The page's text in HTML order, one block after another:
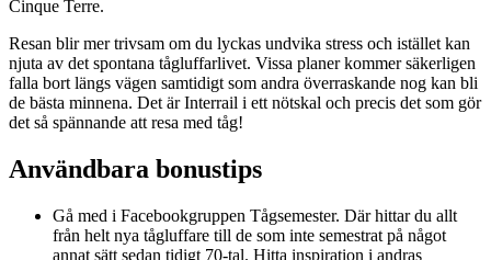
Cinque Terre.
Resan blir mer trivsam om du lyckas undvika stress och istället kan
njuta av det spontana tågluffarlivet. Vissa planer kommer säkerligen
falla bort längs vägen samtidigt som andra överraskande nog kan bli
de bästa minnena. Det är Interrail i ett nötskal och precis det som gör
det så spännande att resa med tåg!
Användbara bonustips
Gå med i Facebookgruppen Tågsemester. Där hittar du allt
från helt nya tågluffare till de som inte semestrat på något
annat sätt sedan tidigt 70-tal. Hitta inspiration i andras